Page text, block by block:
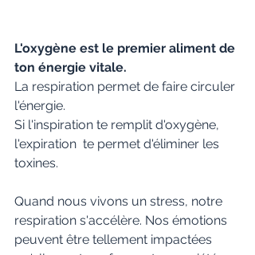
L'oxygène est le premier aliment de
ton énergie vitale.
La respiration permet de faire circuler
l'énergie.
Si l'inspiration te remplit d'oxygène,
l'expiration  te permet d'éliminer les
toxines.
Quand nous vivons un stress, notre
respiration s'accélère. Nos émotions
peuvent être tellement impactées